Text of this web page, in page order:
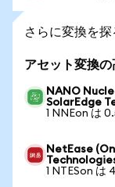
さらに変換を探
アセット変換
NANO
SolarEdge
1 NNEon は
NetEase
1 NTESon は